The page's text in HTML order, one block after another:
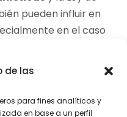
de las
para fines analíticos y
en base a un perfil
pueden influir en
en el caso
cualquier
la división del bien,
si la división es